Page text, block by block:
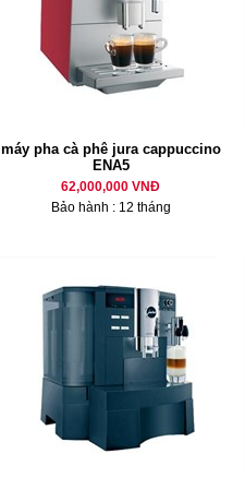
máy pha cà phê jura cappuccino
ENA5
62,000,000 VNĐ
Bảo hành : 12 tháng